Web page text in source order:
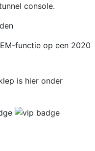
console.
functie op een 2020
is hier onder